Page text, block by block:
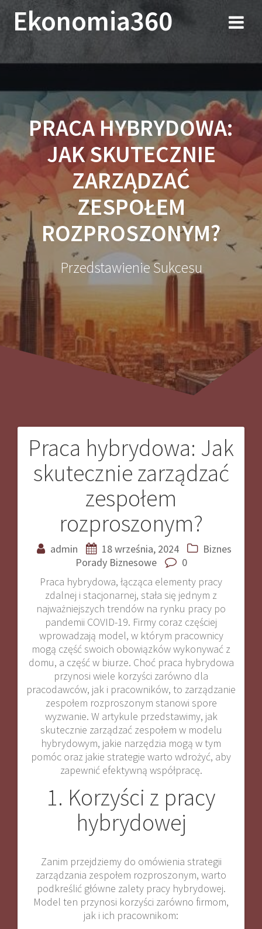
do
treści
Ekonomia360
PRACA HYBRYDOWA:
JAK SKUTECZNIE
ZARZĄDZAĆ
ZESPOŁEM
ROZPROSZONYM?
Przedstawienie Sukcesu
Praca hybrydowa: Jak
skutecznie zarządzać
zespołem
rozproszonym?
admin 18 września, 2024
Biznes
Porady Biznesowe
0
Praca hybrydowa, łącząca elementy pracy
zdalnej i stacjonarnej, stała się jednym z
najważniejszych trendów na rynku pracy po
pandemii COVID-19. Firmy coraz częściej
wprowadzają model, w którym pracownicy
mogą część swoich obowiązków wykonywać z
domu, a część w biurze. Choć praca hybrydowa
przynosi wiele korzyści zarówno dla
pracodawców, jak i pracowników, to zarządzanie
zespołem rozproszonym stanowi spore
wyzwanie. W artykule przedstawimy, jak
skutecznie zarządzać zespołem w modelu
hybrydowym, jakie narzędzia mogą w tym
pomóc oraz jakie strategie warto wdrożyć, aby
zapewnić efektywną współpracę.
1. Korzyści z pracy
hybrydowej
Zanim przejdziemy do omówienia strategii
zarządzania zespołem rozproszonym, warto
podkreślić główne zalety pracy hybrydowej.
Model ten przynosi korzyści zarówno firmom,
jak i ich pracownikom:
Nawigacja
wpisu